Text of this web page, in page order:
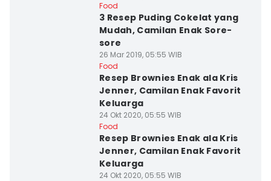
Food
3 Resep Puding Cokelat yang
Mudah, Camilan Enak Sore-
sore
26 Mar 2019, 05:55 WIB
Food
Resep Brownies Enak ala Kris
Jenner, Camilan Enak Favorit
Keluarga
24 Okt 2020, 05:55 WIB
Food
Resep Brownies Enak ala Kris
Jenner, Camilan Enak Favorit
Keluarga
24 Okt 2020, 05:55 WIB